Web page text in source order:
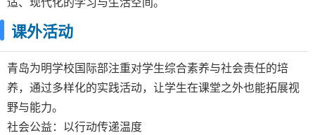
课外活动
青岛为明学校国际部注重对学生综合素养与社会责任的培
养，通过多样化的实践活动，让学生在课堂之外也能拓展视
野与能力。
社会公益：以行动传递温度